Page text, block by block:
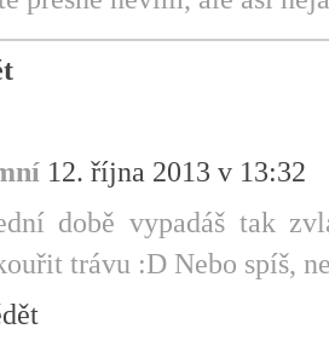
12. října 2013 v 13:32
době vypadáš tak
trávu :D Nebo spíš,